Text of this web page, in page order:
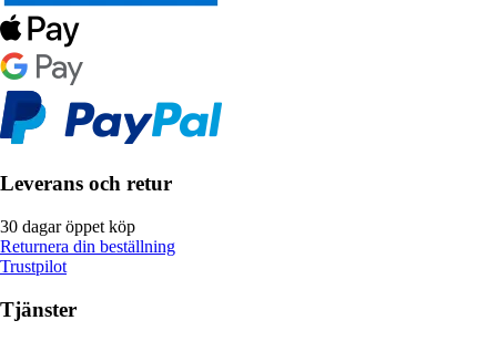
Leverans och retur
30 dagar öppet köp
Returnera din beställning
Trustpilot
Tjänster